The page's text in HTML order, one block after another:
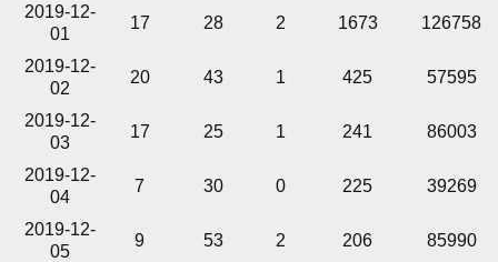
2019-12-
01
17 28 2 1673 126758
2019-12-
02
20 43 1 425 57595
2019-12-
03
17 25 1 241 86003
2019-12-
04
7 30 0 225 39269
2019-12-
05
9 53 2 206 85990